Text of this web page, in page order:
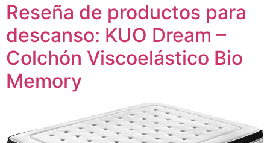
Reseña de productos para
descanso: KUO Dream –
Colchón Viscoelástico Bio
Memory